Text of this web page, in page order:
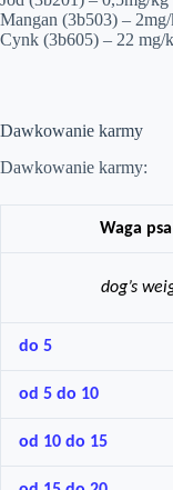
Mangan (3b503) –
Cynk (3b605) – 22 mg/
Dawkowanie karmy
Dawkowanie karmy:
Waga
dog’s
do 5
od 5 do 10
od 10 do 15